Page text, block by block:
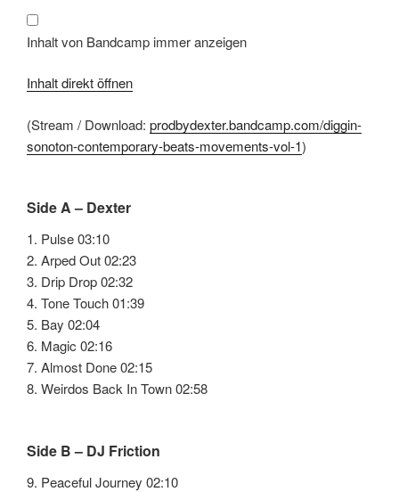
Inhalt von Bandcamp immer anzeigen
Inhalt direkt öffnen
(Stream / Download: prodbydexter.bandcamp.com/diggin-
sonoton-contemporary-beats-movements-vol-1)
Side A – Dexter
1. Pulse 03:10
2. Arped Out 02:23
3. Drip Drop 02:32
4. Tone Touch 01:39
5. Bay 02:04
6. Magic 02:16
7. Almost Done 02:15
8. Weirdos Back In Town 02:58
Side B – DJ Friction
9. Peaceful Journey 02:10